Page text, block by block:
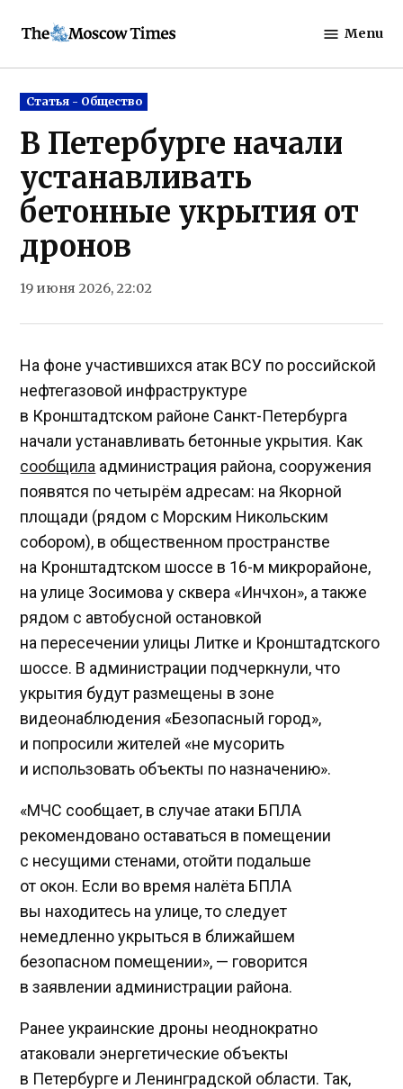
Moscow
Menu
Posted
in
Статья - Общество
В Петербурге начали
устанавливать
бетонные укрытия от
дронов
19 июня 2026, 22:02
На фоне участившихся атак ВСУ по российской
нефтегазовой инфраструктуре
в Кронштадтском районе Санкт-Петербурга
начали устанавливать бетонные укрытия. Как
сообщила администрация района, сооружения
появятся по четырём адресам: на Якорной
площади (рядом с Морским Никольским
собором), в общественном пространстве
на Кронштадтском шоссе в 16-м микрорайоне,
на улице Зосимова у сквера «Инчхон», а также
рядом с автобусной остановкой
на пересечении улицы Литке и Кронштадтского
шоссе. В администрации подчеркнули, что
укрытия будут размещены в зоне
видеонаблюдения «Безопасный город»,
и попросили жителей «не мусорить
и использовать объекты по назначению».
«МЧС сообщает, в случае атаки БПЛА
рекомендовано оставаться в помещении
с несущими стенами, отойти подальше
от окон. Если во время налёта БПЛА
вы находитесь на улице, то следует
немедленно укрыться в ближайшем
безопасном помещении», — говорится
в заявлении администрации района.
Ранее украинские дроны неоднократно
атаковали энергетические объекты
в Петербурге и Ленинградской области. Так,